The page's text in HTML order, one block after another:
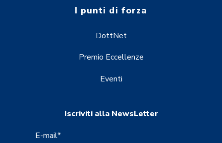
I punti di forza
DottNet
Premio Eccellenze
Eventi
Iscriviti alla NewsLetter
E-mail*